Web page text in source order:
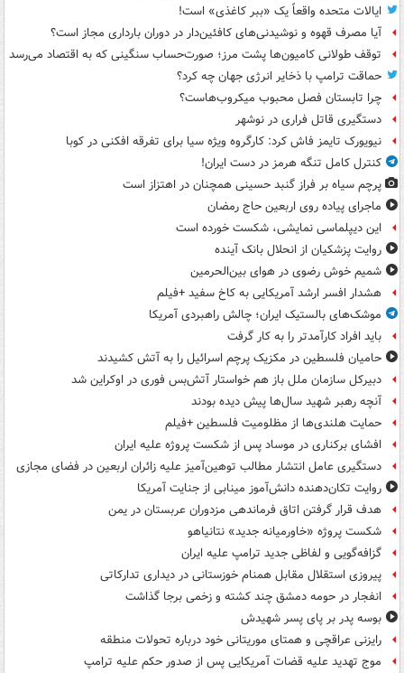
ایالات متحده واقعاً یک «ببر کاغذی» است!
آیا مصرف قهوه و نوشیدنی‌های کافئین‌دار در دوران بارداری مجاز است؟
توقف طولانی کامیون‌ها پشت مرز؛ صورت‌حساب سنگینی که به اقتصاد می‌رسد
حماقت ترامپ با ذخایر انرژی جهان چه کرد؟
چرا تابستان فصل محبوب میکروب‌هاست؟
دستگیری قاتل فراری در نوشهر
نیویورک تایمز فاش کرد: کارگروه ویژه سیا برای تفرقه افکنی در کوبا
کنترل کامل تنگه هرمز در دست ایران!
پرچم سیاه بر فراز گنبد حسینی همچنان در اهتزاز است
ماجرای پیاده روی اربعین حاج رمضان
این دیپلماسی نمایشی، شکست خورده است
روایت پزشکیان از انحلال بانک آینده
شمیم خوش رضوی در هوای بین‌الحرمین
هشدار افسر ارشد آمریکایی به کاخ سفید +فیلم
موشک‌های بالستیک ایران؛ چالش راهبردی آمریکا
باید افراد کارآمدتر را به کار گرفت
حامیان فلسطین در مکزیک پرچم اسرائیل را به آتش کشیدند
دبیرکل سازمان ملل باز هم خواستار آتش‌بس فوری در اوکراین شد
آنچه رهبر شهید سال‌ها پیش دیده بودند
حمایت هلندی‌ها از مظلومیت فلسطین +فیلم
افشای برکناری در موساد پس از شکست پروژه علیه ایران
دستگیری عامل انتشار مطالب توهین‌آمیز علیه زائران اربعین در فضای مجازی
روایت تکان‌دهنده دانش‌آموز مینابی از جنایت آمریکا
هدف قرار گرفتن اتاق‌ فرماندهی مزدوران عربستان در یمن
شکست پروژه «خاورمیانه جدید» نتانیاهو
گزافه‌گویی و لفاظی جدید ترامپ علیه ایران
پیروزی استقلال مقابل همنام خوزستانی در دیداری تدارکاتی
انفجار در حومه دمشق چند کشته و زخمی برجا گذاشت
بوسه‌ پدر بر پای پسر شهیدش
رایزنی عراقچی و همتای موریتانی خود درباره تحولات منطقه
موج تهدید علیه قضات آمریکایی پس از صدور حکم علیه ترامپ